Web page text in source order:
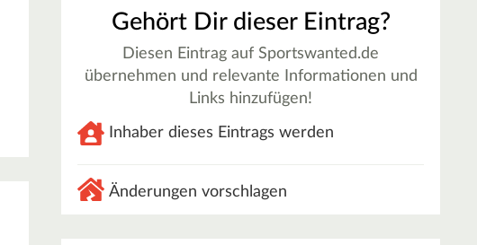
Gehört Dir dieser Eintrag?
Diesen Eintrag auf Sportswanted.de
übernehmen und relevante Informationen und
Links hinzufügen!
Inhaber dieses Eintrags werden
Änderungen vorschlagen